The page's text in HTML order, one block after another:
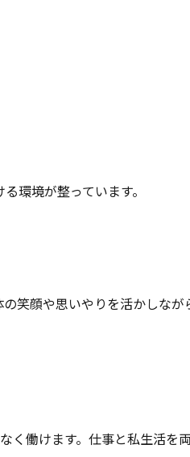
環境が整っています。
笑顔や思いやりを活かしなが
く働けます。仕事と私生活を